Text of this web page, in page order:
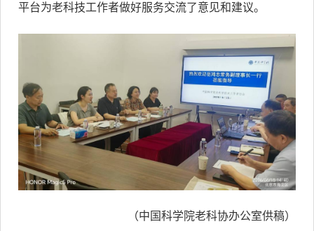
平台为老科技工作者做好服务交流了意见和建议。
（中国科学院老科协办公室供稿）